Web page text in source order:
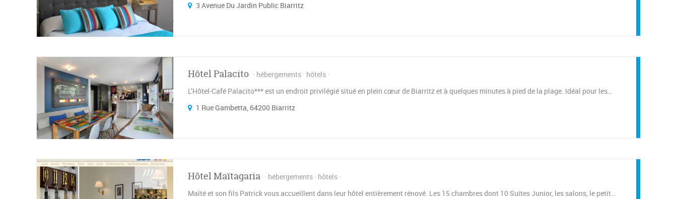
3 Avenue Du Jardin Public Biarritz
Hôtel Palacito hébergements hôtels
L’Hôtel-Café Palacito*** est un endroit privilégié situé en plein cœur de Biarritz et à quelques minutes à pied de la plage. Idéal pour les…
1 Rue Gambetta, 64200 Biarritz
Hôtel Maïtagaria hébergements hôtels
Maïté et son fils Patrick vous accueillent dans leur hôtel entièrement rénové. Les 15 chambres dont 10 Suites Junior, les salons, le petit…